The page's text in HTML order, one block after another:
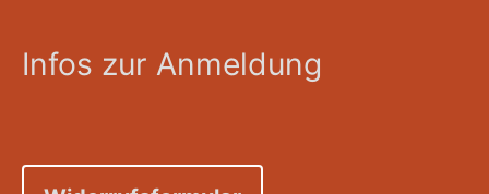
Infos zur Anmeldung